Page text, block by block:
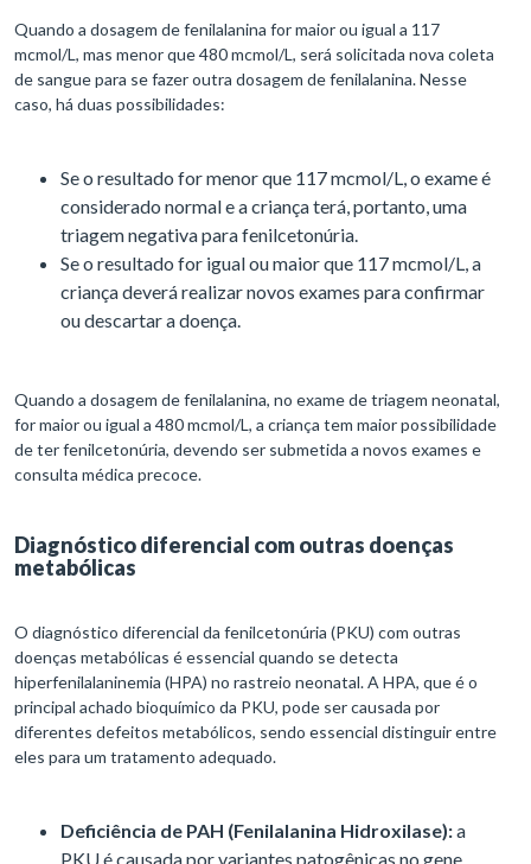
Quando a dosagem de fenilalanina for maior ou igual a 117
mcmol/L, mas menor que 480 mcmol/L, será solicitada nova coleta
de sangue para se fazer outra dosagem de fenilalanina. Nesse
caso, há duas possibilidades:
Se o resultado for menor que 117 mcmol/L, o exame é
considerado normal e a criança terá, portanto, uma
triagem negativa para fenilcetonúria.
Se o resultado for igual ou maior que 117 mcmol/L, a
criança deverá realizar novos exames para confirmar
ou descartar a doença.
Quando a dosagem de fenilalanina, no exame de triagem neonatal,
for maior ou igual a 480 mcmol/L, a criança tem maior possibilidade
de ter fenilcetonúria, devendo ser submetida a novos exames e
consulta médica precoce.
Diagnóstico diferencial com outras doenças
metabólicas
O diagnóstico diferencial da fenilcetonúria (PKU) com outras
doenças metabólicas é essencial quando se detecta
hiperfenilalaninemia (HPA) no rastreio neonatal. A HPA, que é o
principal achado bioquímico da PKU, pode ser causada por
diferentes defeitos metabólicos, sendo essencial distinguir entre
eles para um tratamento adequado.
Deficiência de PAH (Fenilalanina Hidroxilase):a
PKU é causada por variantes patogênicas no gene